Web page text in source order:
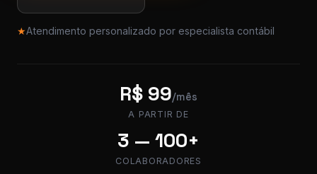
★Atendimento personalizado por especialista contábil
R$ 99/mês
A PARTIR DE
3 — 100+
COLABORADORES